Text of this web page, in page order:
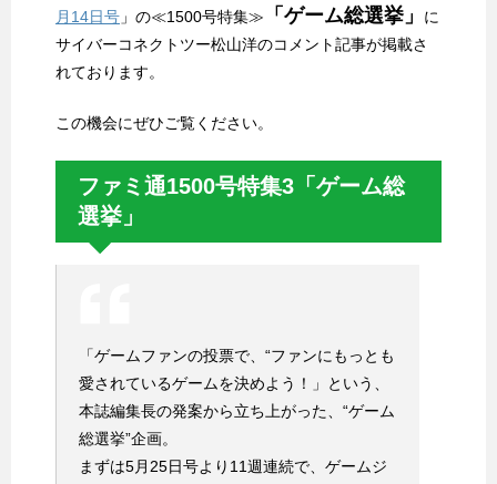
月14日号 」の≪1500号特集≫ 「ゲーム総選挙」
に
サイバーコネクトツー松山洋のコメント記事が掲載さ
れております。
この機会にぜひご覧ください。
ファミ通1500号特集3「ゲーム総
選挙」
「ゲームファンの投票で、“ファンにもっとも
愛されているゲームを決めよう！」という、
本誌編集長の発案から立ち上がった、“ゲーム
総選挙”企画。
まずは5月25日号より11週連続で、ゲームジ